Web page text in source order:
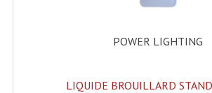
Amplificateurs
POWER LIGHTING
LIQUIDE BROUILLARD